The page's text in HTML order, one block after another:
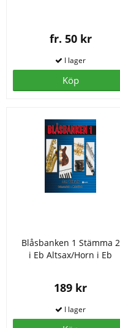
fr. 50 kr
Köp
Blåsbanken 1 Stämma 2
i Eb Altsax/Horn i Eb
189 kr